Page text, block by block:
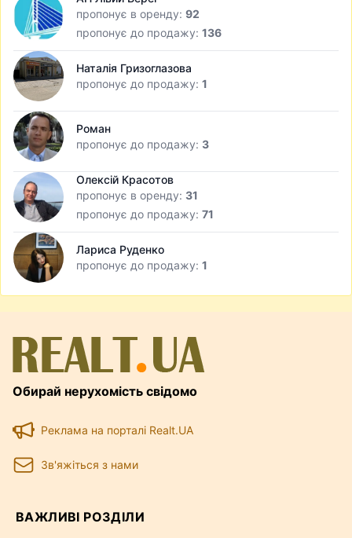
пропонує в оренду: 92
пропонує до продажу: 136
Наталія Гризоглазова
пропонує до продажу: 1
Роман
пропонує до продажу: 3
Олексій Красотов
пропонує в оренду: 31
пропонує до продажу: 71
Лариса Руденко
пропонує до продажу: 1
Обирай нерухомість свідомо
Реклама на порталі Realt.UA
Зв'яжіться з нами
ВАЖЛИВІ РОЗДІЛИ